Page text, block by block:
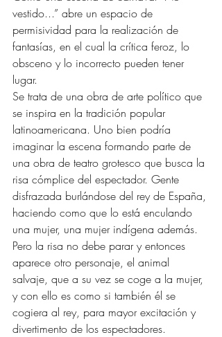
vestido...” abre un espacio de
permisividad para la realización de
fantasías, en el cual la crítica feroz, lo
obsceno y lo incorrecto pueden tener
lugar.
Se trata de una obra de arte político que
se inspira en la tradición popular
latinoamericana. Uno bien podría
imaginar la escena formando parte de
una obra de teatro grotesco que busca la
risa cómplice del espectador. Gente
disfrazada burlándose del rey de España,
haciendo como que lo está enculando
una mujer, una mujer indígena además.
Pero la risa no debe parar y entonces
aparece otro personaje, el animal
salvaje, que a su vez se coge a la mujer,
y con ello es como si también él se
cogiera al rey, para mayor excitación y
divertimento de los espectadores.